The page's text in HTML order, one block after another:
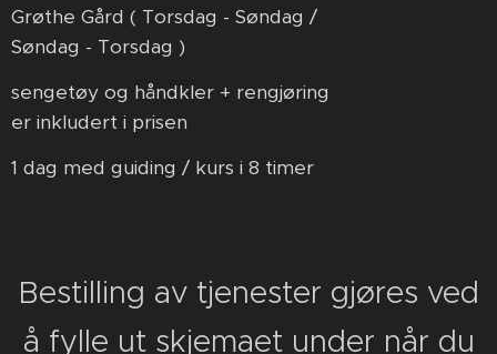
Grøthe Gård ( Torsdag - Søndag /
Søndag - Torsdag )
sengetøy og håndkler + rengjøring
er inkludert i prisen
1 dag med guiding / kurs i 8 timer
Bestilling av tjenester gjøres ved
å fylle ut skjemaet under når du